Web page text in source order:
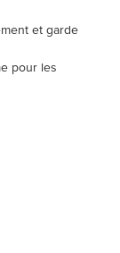
et garde
pour les